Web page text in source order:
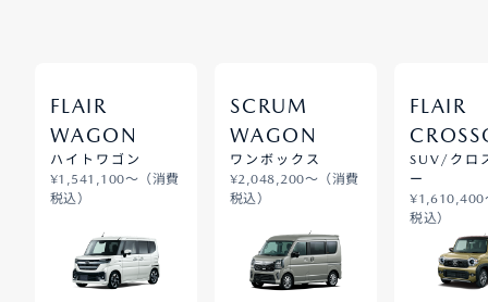
FLAIR
WAGON
ハイトワゴン
¥1,541,100〜（消費
税込）
SCRUM
WAGON
ワンボックス
¥2,048,200〜（消費
税込）
FLAIR
SUV/クロ
ー
¥1,610,400
税込）